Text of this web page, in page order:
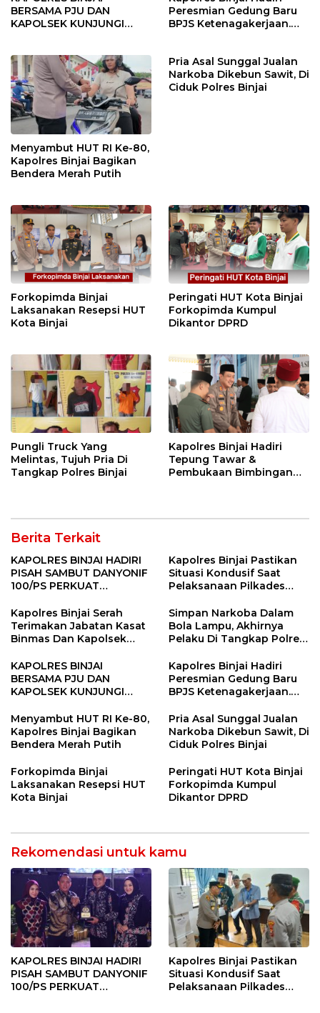
BERSAMA PJU DAN
KAPOLSEK KUNJUNGI
Peresmian Gedung Baru
BPJS Ketenagakerjaan.
Menyambut HUT RI Ke-80,
Kapolres Binjai Bagikan
Bendera Merah Putih
Pria Asal Sunggal Jualan
Narkoba Dikebun Sawit, Di
Ciduk Polres Binjai
Forkopimda Binjai
Laksanakan Resepsi HUT
Kota Binjai
Peringati HUT Kota Binjai
Forkopimda Kumpul
Dikantor DPRD
Pungli Truck Yang
Melintas, Tujuh Pria Di
Tangkap Polres Binjai
Kapolres Binjai Hadiri
Tepung Tawar &
Pembukaan Bimbingan
Berita Terkait
KAPOLRES BINJAI HADIRI
PISAH SAMBUT DANYONIF
100/PS PERKUAT
Kapolres Binjai Pastikan
Situasi Kondusif Saat
Pelaksanaan Pilkades
Kapolres Binjai Serah
Terimakan Jabatan Kasat
Binmas Dan Kapolsek
Simpan Narkoba Dalam
Bola Lampu, Akhirnya
Pelaku Di Tangkap Polres
KAPOLRES BINJAI
BERSAMA PJU DAN
KAPOLSEK KUNJUNGI
BINJAI
Kapolres Binjai Hadiri
Peresmian Gedung Baru
BPJS Ketenagakerjaan.
Menyeluruh bagi Pekerja”
Menyambut HUT RI Ke-80,
Kapolres Binjai Bagikan
Bendera Merah Putih
Pria Asal Sunggal Jualan
Narkoba Dikebun Sawit, Di
Ciduk Polres Binjai
Forkopimda Binjai
Laksanakan Resepsi HUT
Kota Binjai
Peringati HUT Kota Binjai
Forkopimda Kumpul
Dikantor DPRD
Rekomendasi untuk kamu
KAPOLRES BINJAI HADIRI
PISAH SAMBUT DANYONIF
100/PS PERKUAT
Kapolres Binjai Pastikan
Situasi Kondusif Saat
Pelaksanaan Pilkades